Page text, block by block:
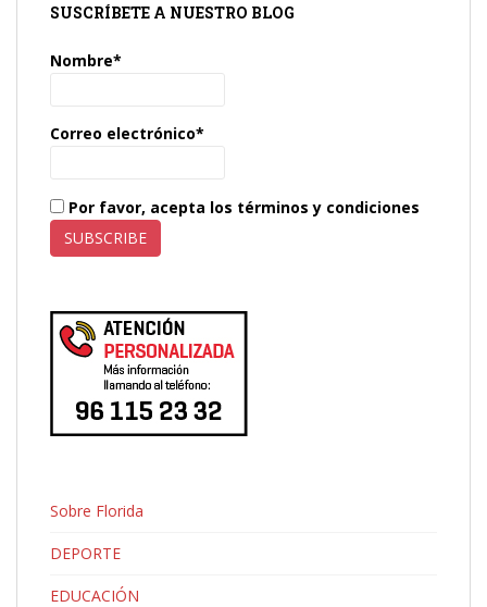
SUSCRÍBETE A NUESTRO BLOG
Nombre*
Correo electrónico*
Por favor, acepta los términos y condiciones
Sobre Florida
DEPORTE
EDUCACIÓN